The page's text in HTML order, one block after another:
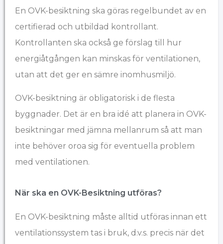
En OVK-besiktning ska göras regelbundet av en
certifierad och utbildad kontrollant.
Kontrollanten ska också ge förslag till hur
energiåtgången kan minskas för ventilationen,
utan att det ger en sämre inomhusmiljö.
OVK-besiktning är obligatorisk i de flesta
byggnader. Det är en bra idé att planera in OVK-
besiktningar med jämna mellanrum så att man
inte behöver oroa sig för eventuella problem
med ventilationen.
När ska en OVK-Besiktning utföras?
En OVK-besiktning måste alltid utföras innan ett
ventilationssystem tas i bruk, d.v.s. precis när det